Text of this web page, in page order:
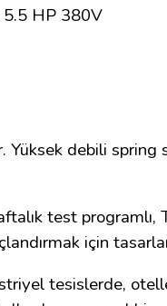
5.5 HP 380V
Yüksek debili
test
için
tesislerde,